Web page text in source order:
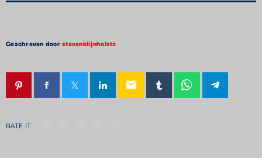
Geschreven doorstevenklijnholstz
email
RATE IT